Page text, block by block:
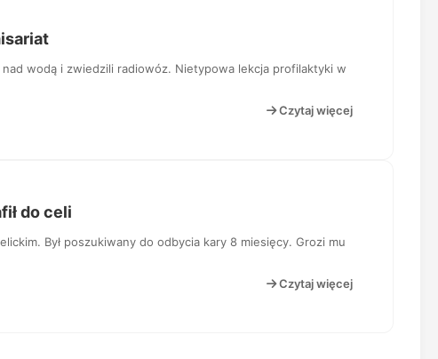
wodą i zwiedzili radiowóz. Nietypowa lekcja profilaktyki w
Czytaj więcej
do celi
Był poszukiwany do odbycia kary 8 miesięcy. Grozi mu
Czytaj więcej